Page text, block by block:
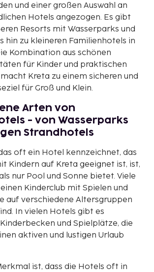
und einer großen Auswahl an
Hotels angezogen. Es gibt
Resorts mit Wasserparks und
hin zu kleineren Familienhotels in
Kombination aus schönen
für Kinder und praktischen
Kreta zu einem sicheren und
für Groß und Klein.
Arten von
- von Wasserparks
Strandhotels
oft ein Hotel kennzeichnet, das
Kindern auf Kreta geeignet ist, ist,
nur Pool und Sonne bietet. Viele
Kinderclub mit Spielen und
auf verschiedene Altersgruppen
In vielen Hotels gibt es
und Spielplätze, die
aktiven und lustigen Urlaub
ist, dass die Hotels oft in